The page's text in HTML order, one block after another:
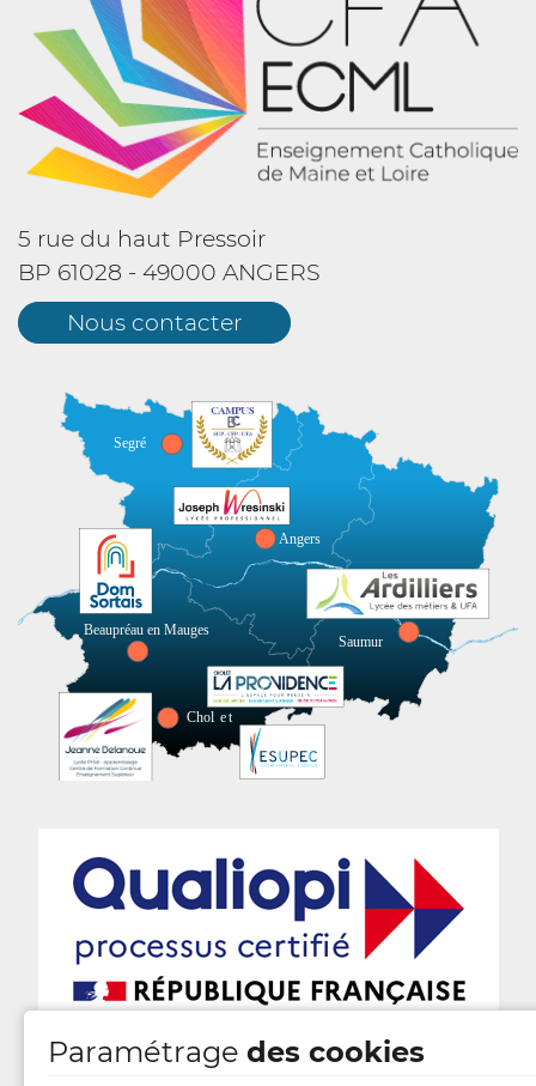
Paramétrage des cookies
5 rue du haut Pressoir
BP 61028 - 49000 ANGERS
Nous contacter